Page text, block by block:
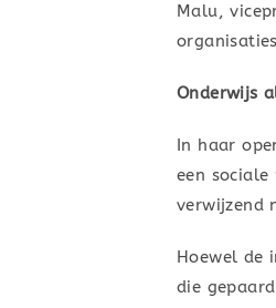
Malu,
Onderwijs
In haar
een
verwijzend
Hoewel de
die